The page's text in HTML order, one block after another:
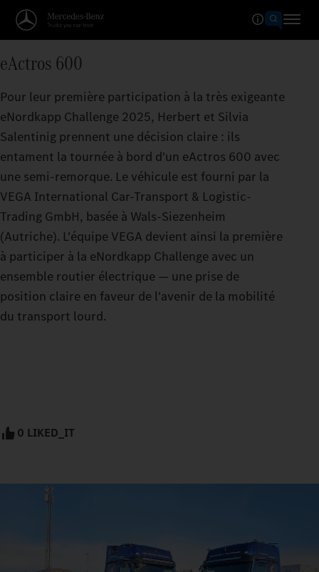
eActros 600
Pour leur première participation à la très exigeante
eNordkapp Challenge 2025, Herbert et Silvia
Salentinig prennent une décision claire : ils
entament la tournée à bord d'un eActros 600 avec
une semi-remorque. Le véhicule est fourni par la
VEGA International Car-Transport & Logistic-
Trading GmbH, basée à Wals-Siezenheim
(Autriche). L'équipe VEGA devient ainsi la première
à participer à la eNordkapp Challenge avec un
ensemble routier électrique — une prise de
position claire en faveur de l'avenir de la mobilité
du transport lourd.
0 LIKED_IT